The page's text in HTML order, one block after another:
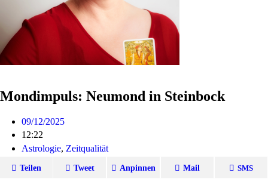
Mondimpuls: Neumond in Steinbock
09/12/2025
12:22
Astrologie, Zeitqualität
Teilen Tweet Anpinnen Mail SMS